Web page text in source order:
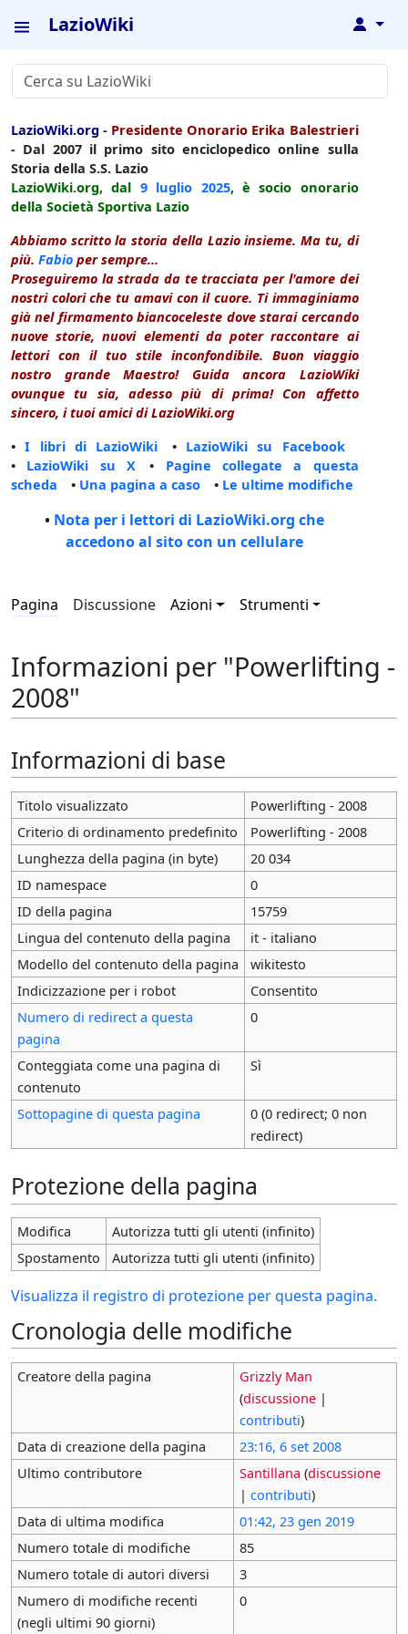
LazioWiki ↓
LazioWiki.org - Presidente Onorario Erika Balestrieri
- Dal 2007 il primo sito enciclopedico online sulla
Storia della S.S. Lazio
LazioWiki.org, dal 9 luglio 2025, è socio onorario
della Società Sportiva Lazio
Abbiamo scritto la storia della Lazio insieme. Ma tu, di
più. Fabio per sempre...
Proseguiremo la strada da te tracciata per l'amore dei
nostri colori che tu amavi con il cuore. Ti immaginiamo
già nel firmamento biancoceleste dove starai cercando
nuove storie, nuovi elementi da poter raccontare ai
lettori con il tuo stile inconfondibile. Buon viaggio
nostro grande Maestro! Guida ancora LazioWiki
ovunque tu sia, adesso più di prima! Con affetto
sincero, i tuoi amici di LazioWiki.org
•I libri di LazioWiki • LazioWiki su Facebook
• LazioWiki su X • Pagine collegate a questa
scheda • Una pagina a caso • Le ultime modifiche
• Nota per i lettori di LazioWiki.org che
accedono al sito con un cellulare
Pagina Discussione Azioni Strumenti
Informazioni per "Powerlifting -
2008"
Informazioni di base
Titolo visualizzato
Powerlifting - 2008
Criterio di ordinamento predefinito
Powerlifting - 2008
Lunghezza della pagina (in byte)
20 034
ID namespace
0
ID della pagina
15759
Lingua del contenuto della pagina
it - italiano
Modello del contenuto della pagina
wikitesto
Indicizzazione per i robot
Consentito
Numero di redirect a questa
pagina
0
Conteggiata come una pagina di
contenuto
Sì
Sottopagine di questa pagina
0 (0 redirect; 0 non
redirect)
Protezione della pagina
Modifica
Autorizza tutti gli utenti (infinito)
Spostamento
Autorizza tutti gli utenti (infinito)
Visualizza il registro di protezione per questa pagina.
Cronologia delle modifiche
Creatore della pagina
Grizzly Man
(discussione|
contributi)
Data di creazione della pagina
23:16, 6 set 2008
Ultimo contributore
Santillana (discussione
| contributi)
Data di ultima modifica
01:42, 23 gen 2019
Numero totale di modifiche
85
Numero totale di autori diversi
3
Numero di modifiche recenti
(negli ultimi 90 giorni)
0